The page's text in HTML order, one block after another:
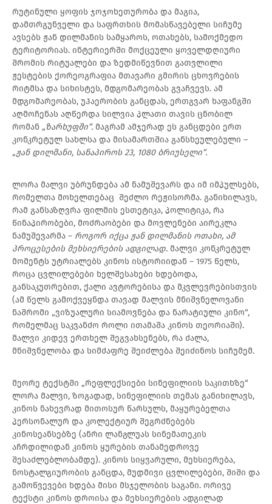
რუტინული ყოფის ჯოჯოხეთურობა და მაგია,
დამთრგუნველი და საფრთხის მომასწავებელი სიჩუმე
ავსებს ჟან დილმანის სამყაროს, ოთახებს, სამოქმედო
ტერიტორიას. ინტერიერში მოქცეული ყოველდღიური
შრომის რიტუალები და ზედმიწევნით გათვლილი
ჟესტების ქორეოგრაფია მთავარი გმირის ცხოვრების
რიტმსა და სიხისტეს, მდგომარეობას გვაჩვევს. ამ
მდგომარეობას, უჰაერობის განცდას, ერთგვარ ხაფანგში
აღმოჩენას აღწერდა სილვია პლათი თავის ცნობილ
რომან „ზარხუფში“. მაგრამ ამჯერად ეს განცდები ერთ
კონკრეტულ სახლსა და მისამართშია განსხეულებული –
„ჟან დილმანი, სანაპიროს 23, 1080 ბრიუსელი“.
ლორა მალვი უბრუნდება ამ ნამუშევარს და იმ იმპულსებს,
რომელთა მოხელთებაც შეძლო რეჟისორმა. განიხილავს,
რამ განსაზღვრა ფილმის ესთეტიკა, პოლიტიკა, რა
წინაპირობები, მოძრაობები და მოვლენები აირეკლა
ნამუშევარმა – როგორ იქცა ჟან დილმანის ოთახი, ამ
პროცესების მეხსიერების ადგილად. მალვი კონკრეტულ
მომენტს უტრიალებს კინოს ისტორიიდან – 1975 წელს,
როცა ცვლილებები ხელშესახები ხდებოდა,
განსაკუთრებით, ქალი ავტორებისა და მკვლევრებისთვის
(ამ წელს გამოქვეყნდა თავად მალვის მნიშვნელოვანი
ნაშრომი „ვიზუალური სიამოვნება და ნარატიული კინო“,
რომელმაც საკვანძო როლი ითამაშა კინოს თეორიაში).
მალვი კიდევ ერთხელ შეგვახსენებს, რა ძალა,
მნიშვნელობა და სიმძაფრე შეიძლება შეიძინოს სიჩუმემ.
მეორე ტექსტში „რეფლექსიები სინეფილიის საკითხზე“
ლორა მალვი, ზოგადად, სინეფილიის თემას განიხილავს,
კინოს ნახევრად მითოსურ წარსულს, მაყურებელთა
პერსონალურ და კოლექტიურ შეგრძნებებს
კინოსეანსებზე (ანრი ლანგლუას სინემათეკის
აჩრდილიდან კინოს ყურების თანამედროვე
შესაძლებლობამდე). კინოს სიყვარული, მეხსიერება,
ნოსტალგიურობის განცდა, მუდმივი ცვლილებები, შიში და
გამოწვევები ხდება მისი მსჯელობის საგანი. ორივე
ტექსტი კინოს დროისა და მეხსიერების ადგილად